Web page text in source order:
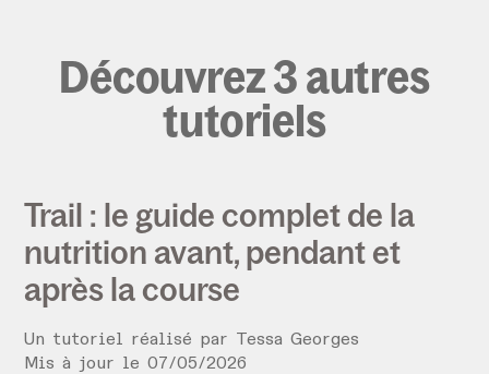
Découvrez 3 autres
tutoriels
Trail : le guide complet de la
nutrition avant, pendant et
après la course
Un tutoriel réalisé par
Tessa Georges
Mis à jour le07/05/2026